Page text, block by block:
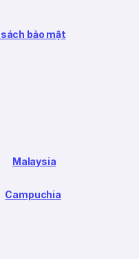
bảo mật
Malaysia
Campuchia